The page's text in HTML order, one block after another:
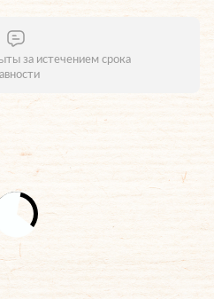
за истечением срока